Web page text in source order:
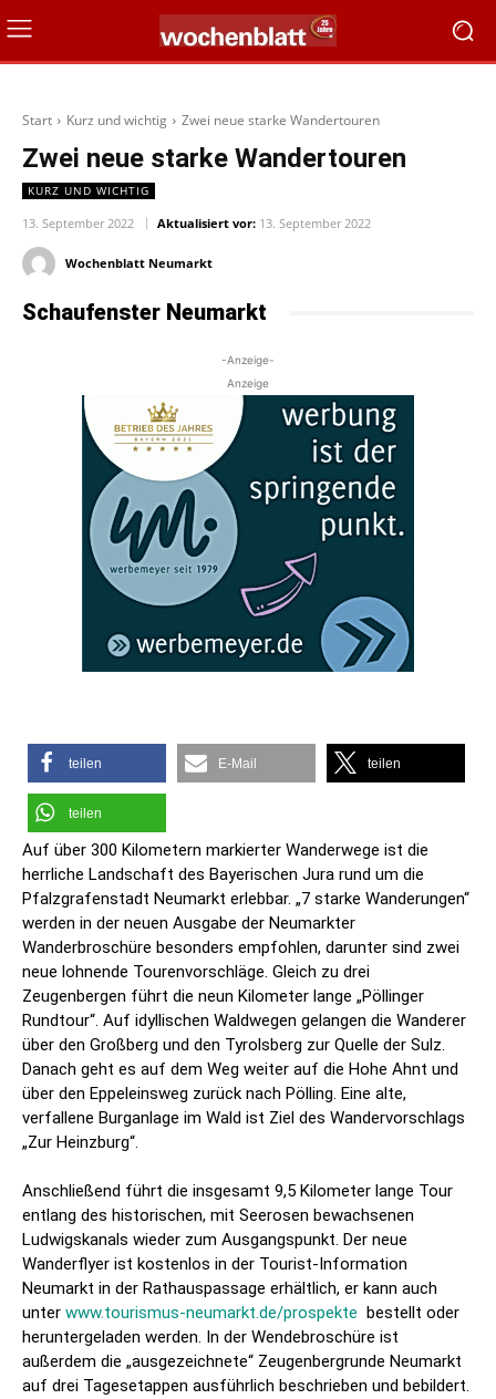
Start Kurz und wichtig Zwei neue starke Wandertouren
Zwei neue starke Wandertouren
KURZ UND WICHTIG
13. September 2022 Aktualisiert vor: 13. September 2022
Wochenblatt Neumarkt
Schaufenster Neumarkt
-Anzeige-
Anzeige
teilen E-Mail teilen
teilen
Auf über 300 Kilometern markierter Wanderwege ist die
herrliche Landschaft des Bayerischen Jura rund um die
Pfalzgrafenstadt Neumarkt erlebbar. „7 starke Wanderungen“
werden in der neuen Ausgabe der Neumarkter
Wanderbroschüre besonders empfohlen, darunter sind zwei
neue lohnende Tourenvorschläge. Gleich zu drei
Zeugenbergen führt die neun Kilometer lange „Pöllinger
Rundtour“. Auf idyllischen Waldwegen gelangen die Wanderer
über den Großberg und den Tyrolsberg zur Quelle der Sulz.
Danach geht es auf dem Weg weiter auf die Hohe Ahnt und
über den Eppeleinsweg zurück nach Pölling. Eine alte,
verfallene Burganlage im Wald ist Ziel des Wandervorschlags
„Zur Heinzburg“.
Anschließend führt die insgesamt 9,5 Kilometer lange Tour
entlang des historischen, mit Seerosen bewachsenen
Ludwigskanals wieder zum Ausgangspunkt. Der neue
Wanderflyer ist kostenlos in der Tourist-Information
Neumarkt in der Rathauspassage erhältlich, er kann auch
unter www.tourismus-neumarkt.de/prospekte bestellt oder
heruntergeladen werden. In der Wendebroschüre ist
außerdem die „ausgezeichnete“ Zeugenbergrunde Neumarkt
auf drei Tagesetappen ausführlich beschrieben und bebildert.